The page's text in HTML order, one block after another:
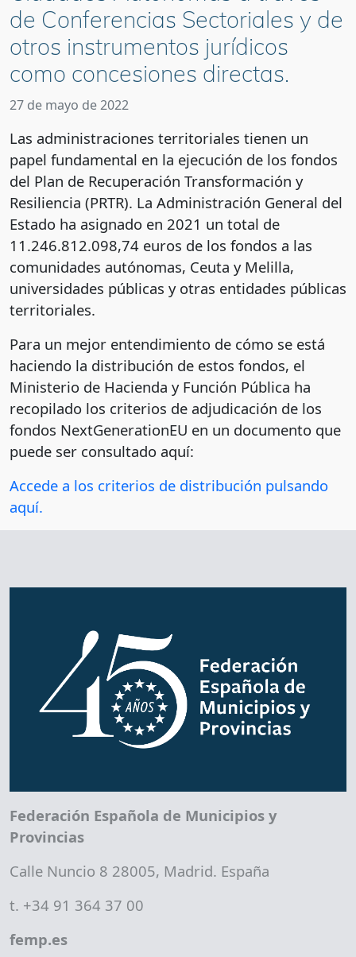
de Conferencias Sectoriales y de
otros instrumentos jurídicos
como concesiones directas.
27 de mayo de 2022
Las administraciones territoriales tienen un
papel fundamental en la ejecución de los fondos
del Plan de Recuperación Transformación y
Resiliencia (PRTR). La Administración General del
Estado ha asignado en 2021 un total de
11.246.812.098,74 euros de los fondos a las
comunidades autónomas, Ceuta y Melilla,
universidades públicas y otras entidades públicas
territoriales.
Para un mejor entendimiento de cómo se está
haciendo la distribución de estos fondos, el
Ministerio de Hacienda y Función Pública ha
recopilado los criterios de adjudicación de los
fondos NextGenerationEU en un documento que
puede ser consultado aquí:
Accede a los criterios de distribución pulsando
aquí.
Federación Española de Municipios y
Provincias
Calle Nuncio 8 28005, Madrid. España
t. +34 91 364 37 00
femp.es